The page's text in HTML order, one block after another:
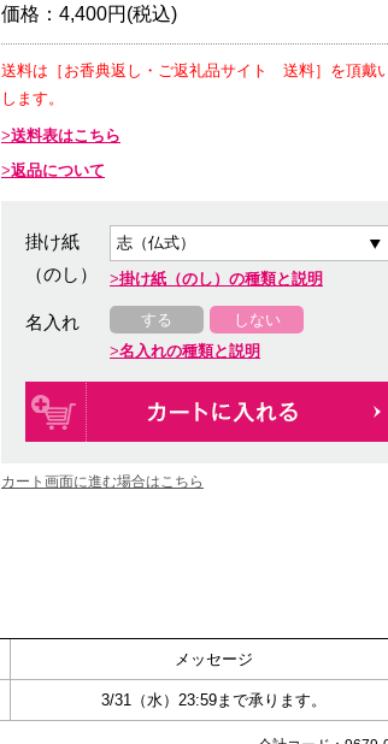
価格： 4,400円(税込)
送料は［お香典返し・ご返礼品サイト 送料］を頂戴
します。
送料表はこちら
返品について
掛け紙
（のし）
掛け紙（のし）の種類と説明
名入れ する
しない
名入れの種類と説明
カート画面に進む場合はこちら
メッセージ
3/31（水）23:59まで承ります。